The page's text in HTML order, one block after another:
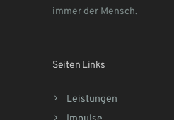
immer der Mensch.
Seiten Links
Leistungen